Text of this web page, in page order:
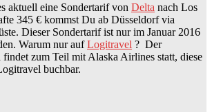
aktuell eine Sondertarif von Delta nach Los
345 € kommst Du ab Düsseldorf via
Dieser Sondertarif ist nur im Januar 2016
Warum nur aufLogitravel ? Der
zum Teil mit Alaska Airlines statt, diese
buchbar.